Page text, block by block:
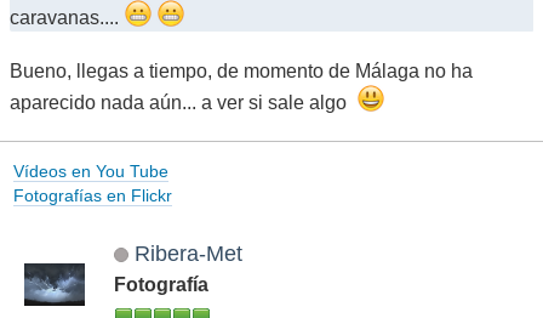
caravanas....
Bueno, llegas a tiempo, de momento de Málaga no ha
aparecido nada aún... a ver si sale algo
Vídeos en You Tube
Fotografías en Flickr
Ribera-Met
Fotografía